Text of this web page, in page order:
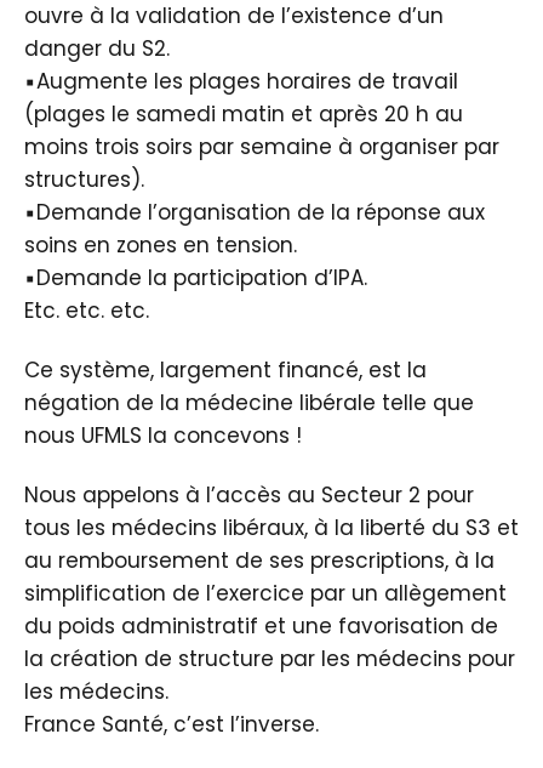
ouvre à la validation de l’existence d’un
danger du S2.
▪️Augmente les plages horaires de travail
(plages le samedi matin et après 20 h au
moins trois soirs par semaine à organiser par
structures).
▪️Demande l’organisation de la réponse aux
soins en zones en tension.
▪️Demande la participation d’IPA.
Etc. etc. etc.
Ce système, largement financé, est la
négation de la médecine libérale telle que
nous UFMLS la concevons !
Nous appelons à l’accès au Secteur 2 pour
tous les médecins libéraux, à la liberté du S3 et
au remboursement de ses prescriptions, à la
simplification de l’exercice par un allègement
du poids administratif et une favorisation de
la création de structure par les médecins pour
les médecins.
France Santé, c’est l’inverse.